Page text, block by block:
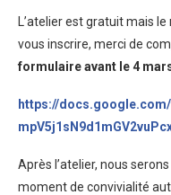
L’atelier est gratuit mais
vous inscrire, merci de
formulaireavant le 4
https://
Après l’atelier, nous
moment de convivialité